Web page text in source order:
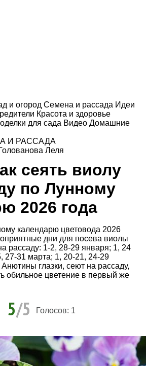
и огород Семена и рассада Идеи
Красота и здоровье
для сада Видео Домашние
И РАССАДА
Леля
сеять виолу
по Лунному
2026 года
календарю цветовода 2026
дни для посева виолы
рассаду: 1-2, 28-29 января; 1, 24
27-31 марта; 1, 20-21, 24-29
глазки, сеют на рассаду,
обильное цветение в первый же
5/5 Голосов: 1